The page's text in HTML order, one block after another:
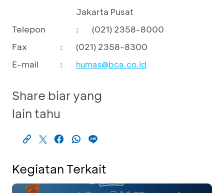
Jakarta Pusat
Telepon
:
(021) 2358-8000
Fax
:
(021) 2358-8300
E-mail
: humas@bca.co.id
Share biar yang
lain tahu
Kegiatan Terkait